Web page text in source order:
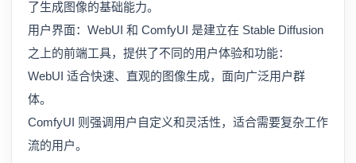
了生成图像的基础能力。
用户界面：WebUI 和 ComfyUI 是建立在 Stable Diffusion
之上的前端工具，提供了不同的用户体验和功能：
WebUI 适合快速、直观的图像生成，面向广泛用户群
体。
ComfyUI 则强调用户自定义和灵活性，适合需要复杂工作
流的用户。